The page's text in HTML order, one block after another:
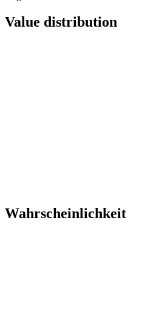
Value distribution
Wahrscheinlichkeit